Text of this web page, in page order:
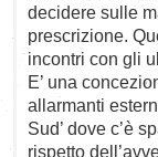
decidere sulle
prescrizione.
incontri con gli
E’ una
allarmanti
Sud’ dove c’è
rispetto